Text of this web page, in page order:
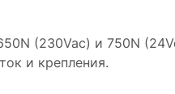
(230Vac) и 750N
и крепления.